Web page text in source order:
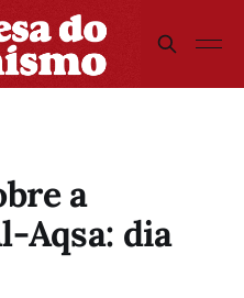
a
Aqsa: dia